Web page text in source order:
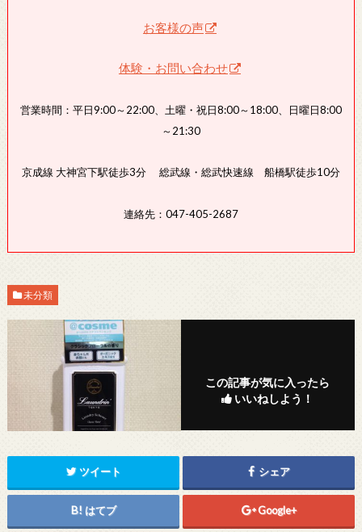
お客様の声
体験・お問い合わせ
営業時間：平日9:00～22:00、土曜・祝日8:00～18:00、日曜日8:00
～21:30
京成線 大神宮下駅徒歩3分 総武線・総武快速線 船橋駅徒歩10分
連絡先：047-405-2687
未分類
この記事が気に入ったら
いいねしよう！
ツイート シェア
はてブ Google+